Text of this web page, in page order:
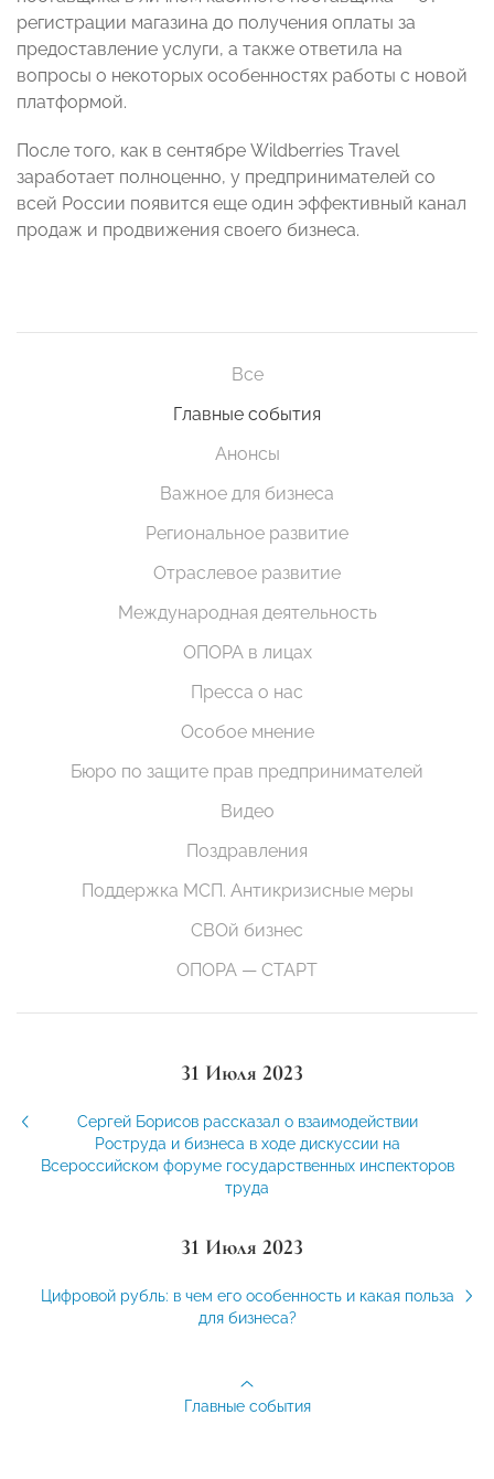
регистрации магазина до получения оплаты за
предоставление услуги, а также ответила на
вопросы о некоторых особенностях работы с новой
платформой.
После того, как в сентябре Wildberries Travel
заработает полноценно, у предпринимателей со
всей России появится еще один эффективный канал
продаж и продвижения своего бизнеса.
Все
Главные события
Анонсы
Важное для бизнеса
Региональное развитие
Отраслевое развитие
Международная деятельность
ОПОРА в лицах
Пресса о нас
Особое мнение
Бюро по защите прав предпринимателей
Видео
Поздравления
Поддержка МСП. Антикризисные меры
СВОй бизнес
ОПОРА — СТАРТ
31 Июля 2023
Сергей Борисов рассказал о взаимодействии
Роструда и бизнеса в ходе дискуссии на
Всероссийском форуме государственных инспекторов
труда
31 Июля 2023
Цифровой рубль: в чем его особенность и какая польза
для бизнеса?
Главные события